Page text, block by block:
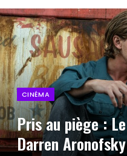
CINÉMA
Pris au piège :
Darren